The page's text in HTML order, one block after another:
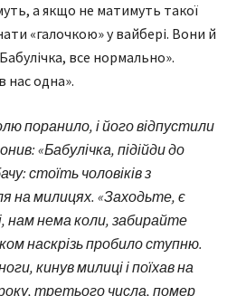
а якщо не матимуть такої
«галочкою» у вайбері. Вони й
все нормально».
нас одна».
поранило, і його відпустили
«Бабулічка, підійди до
стоїть чоловіків з
на милицях. «Заходьте, є
нам нема коли, забирайте
наскрізь пробило ступню.
кинув милиці і поїхав на
третього числа, помер